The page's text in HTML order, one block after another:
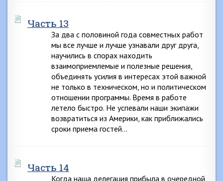
Часть 13
За два с половиной года совместных работ
мы все лучше и лучше узнавали друг друга,
научились в спорах находить
взаимоприемлемые и полезные решения,
объединять усилия в интересах этой важной
не только в техническом, но и политическом
отношении программы. Время в работе
летело быстро. Не успевали наши экипажи
возвратиться из Америки, как приближались
сроки приема гостей…
Часть 14
Когда наша делегация прибыла в очередной